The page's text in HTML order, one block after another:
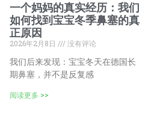
一个妈妈的真实经历：我们
如何找到宝宝冬季鼻塞的真
正原因
2026年2月8日
没有评论
我们后来发现：宝宝冬天在德国长
期鼻塞，并不是反复感
阅读更多 >>